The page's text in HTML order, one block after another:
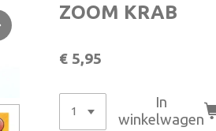
ZOOM KRAB
€ 5,95
In
winkelwagen